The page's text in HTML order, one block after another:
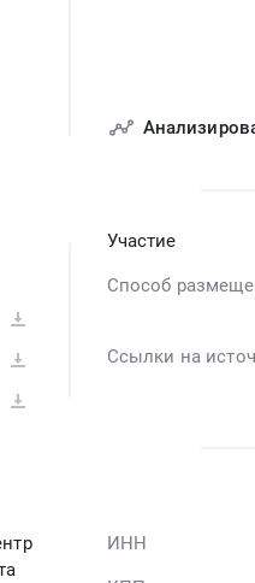
Участие
Способ
Ссылки на
ИНН